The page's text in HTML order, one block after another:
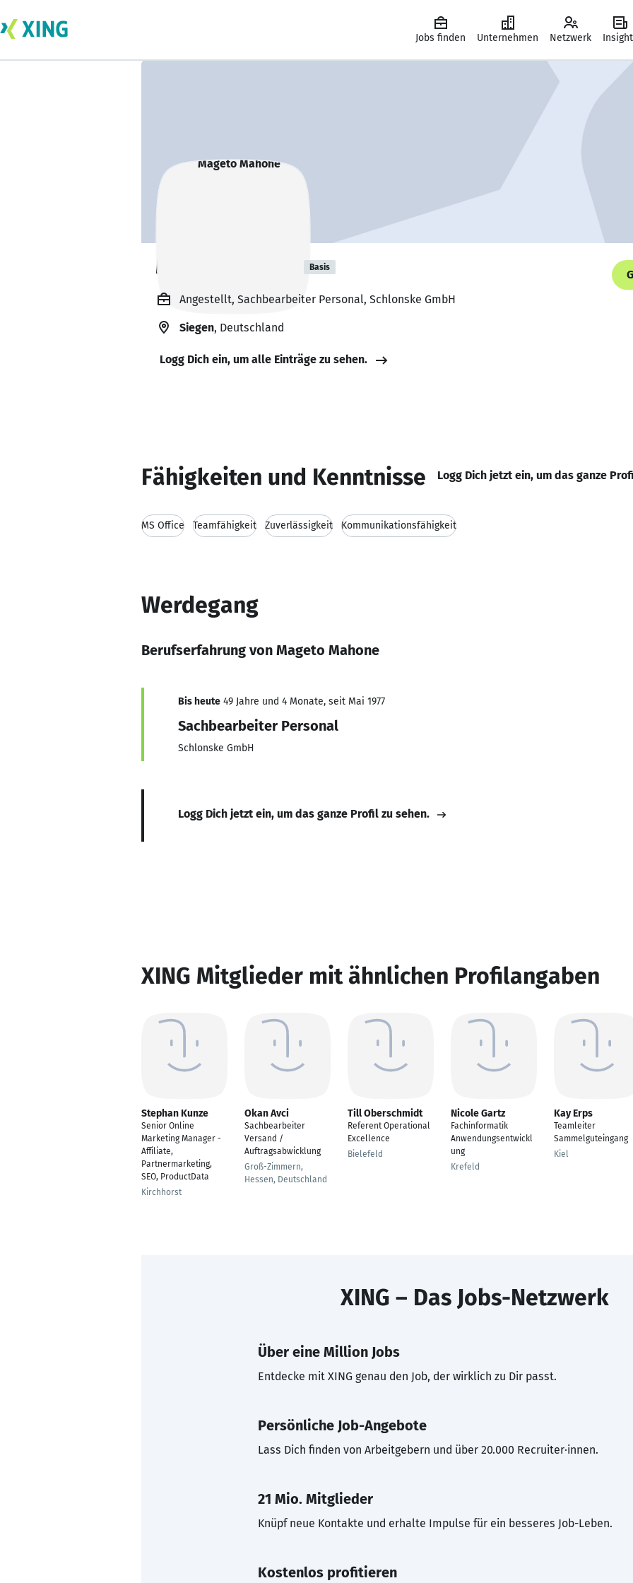
Jobs finden Unternehmen Netzwerk
Mageto Mahone Basis
Angestellt, Sachbearbeiter Personal, Schlonske GmbH
Siegen, Deutschland
Logg Dich ein, um alle Einträge zu sehen.
Fähigkeiten und Kenntnisse Logg Dich jetzt ein, um das ganze
MS Office Teamfähigkeit Zuverlässigkeit Kommunikationsfähigkeit
Werdegang
Berufserfahrung von Mageto Mahone
Bis heute 49 Jahre und 4 Monate, seit Mai 1977
Sachbearbeiter Personal
Schlonske GmbH
Logg Dich jetzt ein, um das ganze Profil zu sehen.
XING Mitglieder mit ähnlichen Profilangaben
Stephan Kunze
Senior Online
Marketing Manager -
Affiliate,
Partnermarketing,
SEO, ProductData
Kirchhorst
Okan Avci
Sachbearbeiter
Versand /
Auftragsabwicklung
Groß-Zimmern,
Hessen, Deutschland
Till Oberschmidt
Referent Operational
Excellence
Bielefeld
Nicole Gartz
Fachinformatik
Anwendungsentwickl
ung
Krefeld
Kay Erps
Teamleiter
Sammelguteingang
Kiel
XING – Das Jobs-Netzwerk
Über eine Million Jobs
Entdecke mit XING genau den Job, der wirklich zu Dir passt.
Persönliche Job-Angebote
Lass Dich finden von Arbeitgebern und über 20.000 Recruiter·innen.
21 Mio. Mitglieder
Knüpf neue Kontakte und erhalte Impulse für ein besseres Job-Leben.
Kostenlos profitieren